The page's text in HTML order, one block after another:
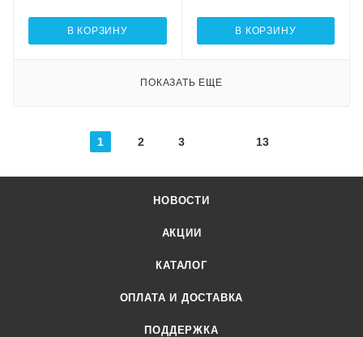
В КОРЗИНУ В КОРЗИНУ
ПОКАЗАТЬ ЕЩЕ
1 2 3 13
НОВОСТИ
АКЦИИ
КАТАЛОГ
ОПЛАТА И ДОСТАВКА
ПОДДЕРЖКА